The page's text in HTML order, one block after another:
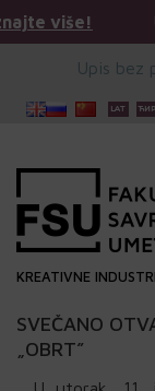
Upis bez
Upis bez
KREATIVNE
SVEČANO
„OBRT”